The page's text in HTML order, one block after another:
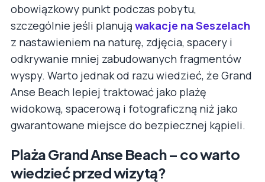
obowiązkowy punkt podczas pobytu,
szczególnie jeśli planują wakacje na Seszelach
z nastawieniem na naturę, zdjęcia, spacery i
odkrywanie mniej zabudowanych fragmentów
wyspy. Warto jednak od razu wiedzieć, że Grand
Anse Beach lepiej traktować jako plażę
widokową, spacerową i fotograficzną niż jako
gwarantowane miejsce do bezpiecznej kąpieli.
Plaża Grand Anse Beach – co warto
wiedzieć przed wizytą?